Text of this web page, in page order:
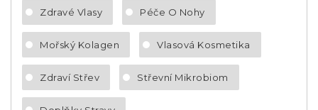
Zdravé Vlasy Péče O Nohy
Mořský Kolagen Vlasová Kosmetika
Zdraví Střev Střevní Mikrobiom